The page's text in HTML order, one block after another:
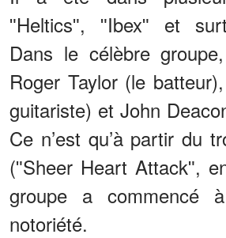
ʺHelticsʺ, ʺIbexʺ et
Dans le célèbre
Roger Taylor (le
guitariste) et John
Ce n’est qu’à partir du
(ʺSheer Heart Attackʺ,
groupe a commencé
notoriété.